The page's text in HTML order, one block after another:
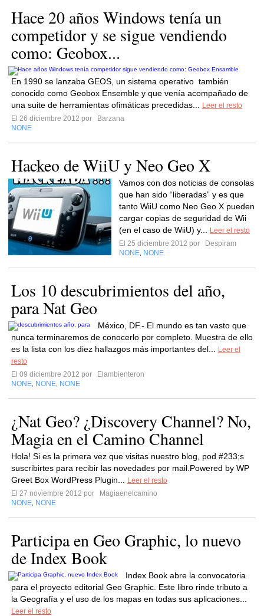
Hace 20 años Windows tenía un
competidor y se sigue vendiendo
como: Geobox...
En 1990 se lanzaba GEOS, un sistema operativo también
conocido como Geobox Ensemble y que venía acompañado de
una suite de herramientas ofimáticas precedidas...
Leer el resto
El 26 diciembre 2012 por
Barzana
NONE
Hackeo de WiiU y Neo Geo X
Vamos con dos noticias de consolas
que han sido “liberadas” y es que
tanto WiiU como Neo Geo X pueden
cargar copias de seguridad de Wii
(en el caso de WiiU) y...
Leer el resto
El 25 diciembre 2012 por
Despiram
NONE NONE
Los 10 descubrimientos del año,
para Nat Geo
México, DF.- El mundo es tan vasto que
nunca terminaremos de conocerlo por completo. Muestra de ello
es la lista con los diez hallazgos más importantes del...
Leer el
resto
El 09 diciembre 2012 por
Elambienteron
NONE NONE NONE
¿Nat Geo? ¿Discovery Channel? No,
Magia en el Camino Channel
Hola! Si es la primera vez que visitas nuestro blog, pod #233;s
suscribirtes para recibir las novedades por mail.Powered by WP
Greet Box WordPress Plugin...
Leer el resto
El 27 noviembre 2012 por
Magiaenelcamino
NONE NONE
Participa en Geo Graphic, lo nuevo
de Index Book
Index Book abre la convocatoria
para el proyecto editorial Geo Graphic. Este libro rinde tributo a
la Geografía y el uso de los mapas en todas sus aplicaciones...
Leer el resto